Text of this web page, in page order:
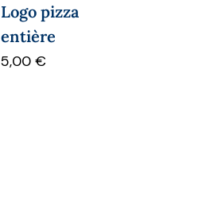
Logo pizza
entière
Prix
5,00 €